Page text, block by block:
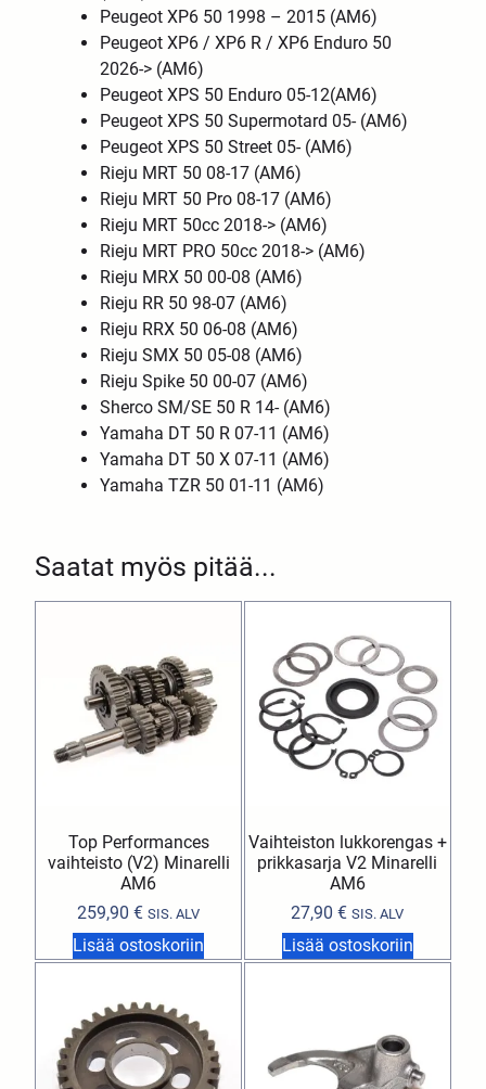
Saatat myös pitää...
Top Performances
vaihteisto (V2) Minarelli
AM6
259,90€ SIS. ALV
Lisää ostoskoriin
Vaihteiston lukkorengas +
prikkasarja V2 Minarelli
AM6
27,90€ SIS. ALV
Lisää ostoskoriin
Peugeot XP6 50 1998 – 2015 (AM6)
Peugeot XP6 / XP6 R / XP6 Enduro 50
2026-> (AM6)
Peugeot XPS 50 Enduro 05-12(AM6)
Peugeot XPS 50 Supermotard 05- (AM6)
Peugeot XPS 50 Street 05- (AM6)
Rieju MRT 50 08-17 (AM6)
Rieju MRT 50 Pro 08-17 (AM6)
Rieju MRT 50cc 2018-> (AM6)
Rieju MRT PRO 50cc 2018-> (AM6)
Rieju MRX 50 00-08 (AM6)
Rieju RR 50 98-07 (AM6)
Rieju RRX 50 06-08 (AM6)
Rieju SMX 50 05-08 (AM6)
Rieju Spike 50 00-07 (AM6)
Sherco SM/SE 50 R 14- (AM6)
Yamaha DT 50 R 07-11 (AM6)
Yamaha DT 50 X 07-11 (AM6)
Yamaha TZR 50 01-11 (AM6)